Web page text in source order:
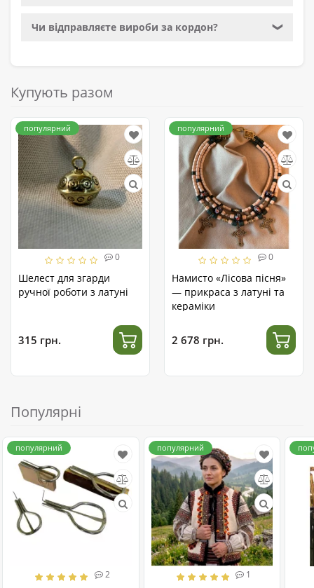
Чи відправляєте вироби за кордон? ❯
Купують разом
популярний
0
Шелест для згарди
ручної роботи з латуні
315 грн.
популярний
0
Намисто «Лісова пісня»
— прикраса з латуні та
кераміки
2 678 грн.
Популярні
популярний
2
популярний
1